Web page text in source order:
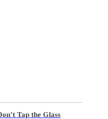
Tap the Glass